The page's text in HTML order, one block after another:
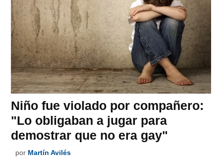
Niño fue violado por compañero:
"Lo obligaban a jugar para
demostrar que no era gay"
por Martín Avilés